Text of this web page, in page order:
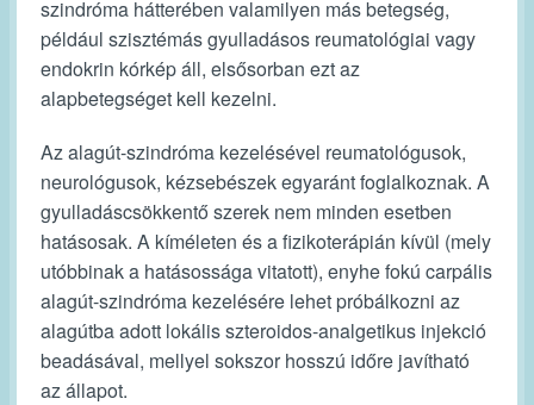
szindróma hátterében valamilyen más betegség,
például szisztémás gyulladásos reumatológiai vagy
endokrin kórkép áll, elsősorban ezt az
alapbetegséget kell kezelni.
Az alagút-szindróma kezelésével reumatológusok,
neurológusok, kézsebészek egyaránt foglalkoznak. A
gyulladáscsökkentő szerek nem minden esetben
hatásosak. A kíméleten és a fizikoterápián kívül (mely
utóbbinak a hatásossága vitatott), enyhe fokú carpális
alagút-szindróma kezelésére lehet próbálkozni az
alagútba adott lokális szteroidos-analgetikus injekció
beadásával, mellyel sokszor hosszú időre javítható
az állapot.